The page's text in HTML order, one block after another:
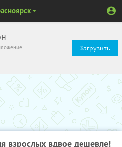
Загрузить
взрослых вдвое дешевле!